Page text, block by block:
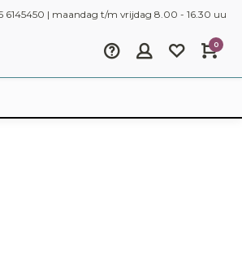
6145450 | maandag t/m vrijdag 8.00 - 16.30 uur
0